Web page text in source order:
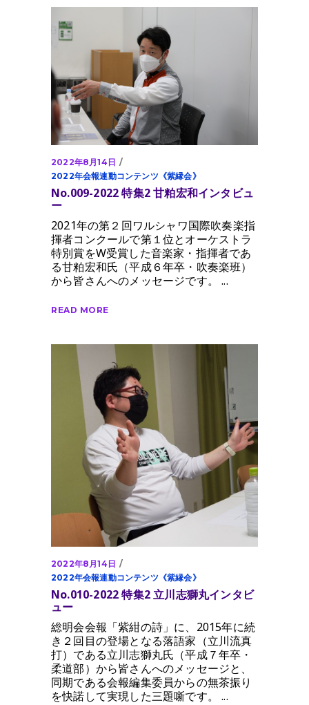
2022年8月14日
2022年会報連動コンテンツ《紫縁会》
No.009-2022 特集2 甘粕宏和インタビュ
ー
2021年の第２回ワルシャワ国際吹奏楽指
揮者コンクールで第１位とオーケストラ
特別賞をW受賞した音楽家・指揮者であ
る甘粕宏和氏（平成６年卒・吹奏楽班）
から皆さんへのメッセージです。
READ MORE
2022年8月14日
2022年会報連動コンテンツ《紫縁会》
No.010-2022 特集2 立川志獅丸インタビ
ュー
総明会会報「紫紺の詩」に、2015年に続
き２回目の登場となる落語家（立川流真
打）である立川志獅丸氏（平成７年卒・
柔道部）から皆さんへのメッセージと、
同期である会報編集委員からの無茶振り
を快諾して実現した三題噺です。